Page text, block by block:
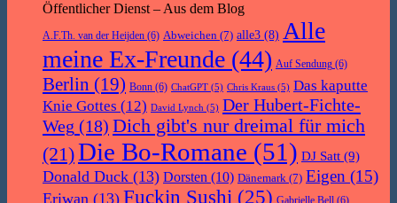
Öffentlicher Dienst – Aus dem Blog
A.F.Th. van der Heijden (6) Abweichen (7) alle3 (8) Alle
meine Ex-Freunde (44) Auf Sendung (6)
Berlin (19) Bonn (6) ChatGPT (5) Chris Kraus (5) Das kaputte
Knie Gottes (12) David Lynch (5) Der Hubert-Fichte-
Weg (18) Dich gibt's nur dreimal für mich
(21)Die Bo-Romane (51) DJ Satt (9)
Donald Duck (13) Dorsten (10) Dänemark (7) Eigen (15)
Eriwan (13) Fuckin Sushi (25)